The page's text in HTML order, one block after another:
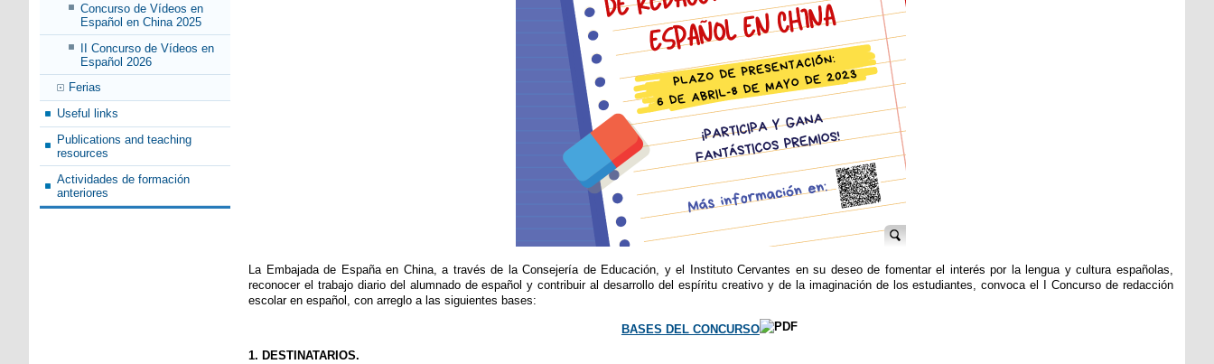
Concurso de Vídeos en
Español en China 2025
II Concurso de Vídeos en
Español 2026
Ferias
Useful links
Publications and teaching
resources
Actividades de formación
anteriores
La Embajada de España en China, a través de la Consejería de Educación, y el Instituto Cervantes en su deseo de fomentar el interés por la lengua y cultura españolas,
reconocer el trabajo diario del alumnado de español y contribuir al desarrollo del espíritu creativo y de la imaginación de los estudiantes, convoca el I Concurso de redacción
escolar en español, con arreglo a las siguientes bases:
BASES DEL CONCURSO
1. DESTINATARIOS.